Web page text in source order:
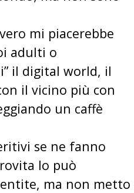
mi piacerebbe
adulti o
il digital world, il
il vicino più con
un caffè
se ne fanno
lo può
ma non metto